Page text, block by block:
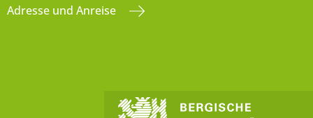
Adresse und Anreise